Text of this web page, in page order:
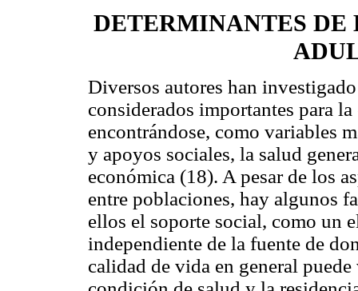
DETERMINANTES
Diversos autores han
considerados importantes para
encontrándose, como variables
y apoyos sociales, la salud
económica (18). A pesar de los
entre poblaciones, hay algunos
ellos el soporte social, como un
independiente de la fuente de
calidad de vida en general